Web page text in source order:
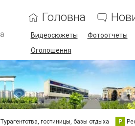
Головна
Видеосюжеты Фотоотчеты
Оголошення
Турагентства, гостиницы, базы отдыха Р